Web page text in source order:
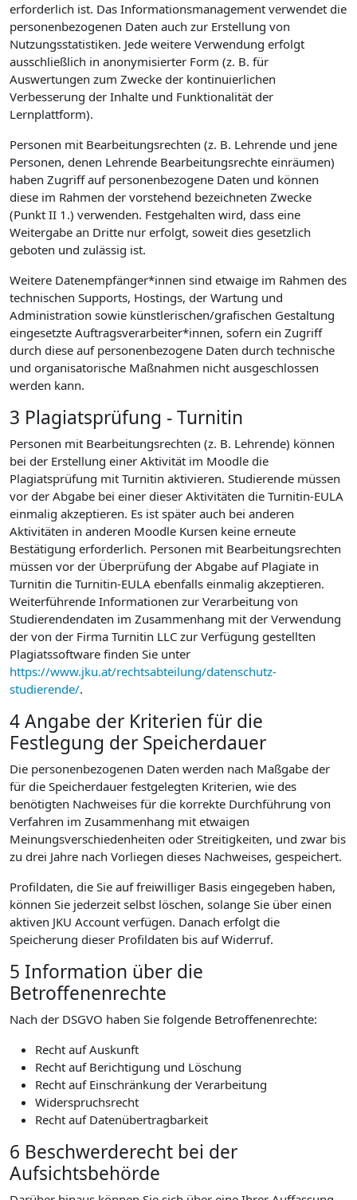
erforderlich ist. Das Informationsmanagement verwendet die
personenbezogenen Daten auch zur Erstellung von
Nutzungsstatistiken. Jede weitere Verwendung erfolgt
ausschließlich in anonymisierter Form (z. B. für
Auswertungen zum Zwecke der kontinuierlichen
Verbesserung der Inhalte und Funktionalität der
Lernplattform).
Personen mit Bearbeitungsrechten (z. B. Lehrende und jene
Personen, denen Lehrende Bearbeitungsrechte einräumen)
haben Zugriff auf personenbezogene Daten und können
diese im Rahmen der vorstehend bezeichneten Zwecke
(Punkt II 1.) verwenden. Festgehalten wird, dass eine
Weitergabe an Dritte nur erfolgt, soweit dies gesetzlich
geboten und zulässig ist.
Weitere Datenempfänger*innen sind etwaige im Rahmen des
technischen Supports, Hostings, der Wartung und
Administration sowie künstlerischen/grafischen Gestaltung
eingesetzte Auftragsverarbeiter*innen, sofern ein Zugriff
durch diese auf personenbezogene Daten durch technische
und organisatorische Maßnahmen nicht ausgeschlossen
werden kann.
3 Plagiatsprüfung - Turnitin
Personen mit Bearbeitungsrechten (z. B. Lehrende) können
bei der Erstellung einer Aktivität im Moodle die
Plagiatsprüfung mit Turnitin aktivieren. Studierende müssen
vor der Abgabe bei einer dieser Aktivitäten die Turnitin-EULA
einmalig akzeptieren. Es ist später auch bei anderen
Aktivitäten in anderen Moodle Kursen keine erneute
Bestätigung erforderlich. Personen mit Bearbeitungsrechten
müssen vor der Überprüfung der Abgabe auf Plagiate in
Turnitin die Turnitin-EULA ebenfalls einmalig akzeptieren.
Weiterführende Informationen zur Verarbeitung von
Studierendendaten im Zusammenhang mit der Verwendung
der von der Firma Turnitin LLC zur Verfügung gestellten
Plagiatssoftware finden Sie unter
https://www.jku.at/rechtsabteilung/datenschutz-
studierende/.
4 Angabe der Kriterien für die
Festlegung der Speicherdauer
Die personenbezogenen Daten werden nach Maßgabe der
für die Speicherdauer festgelegten Kriterien, wie des
benötigten Nachweises für die korrekte Durchführung von
Verfahren im Zusammenhang mit etwaigen
Meinungsverschiedenheiten oder Streitigkeiten, und zwar bis
zu drei Jahre nach Vorliegen dieses Nachweises, gespeichert.
Profildaten, die Sie auf freiwilliger Basis eingegeben haben,
können Sie jederzeit selbst löschen, solange Sie über einen
aktiven JKU Account verfügen. Danach erfolgt die
Speicherung dieser Profildaten bis auf Widerruf.
5 Information über die
Betroffenenrechte
Nach der DSGVO haben Sie folgende Betroffenenrechte:
Recht auf Auskunft
Recht auf Berichtigung und Löschung
Recht auf Einschränkung der Verarbeitung
Widerspruchsrecht
Recht auf Datenübertragbarkeit
6 Beschwerderecht bei der
Aufsichtsbehörde